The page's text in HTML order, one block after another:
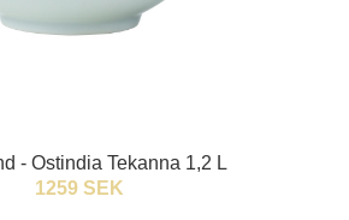
- Ostindia Tekanna 1,2 L
1259 SEK